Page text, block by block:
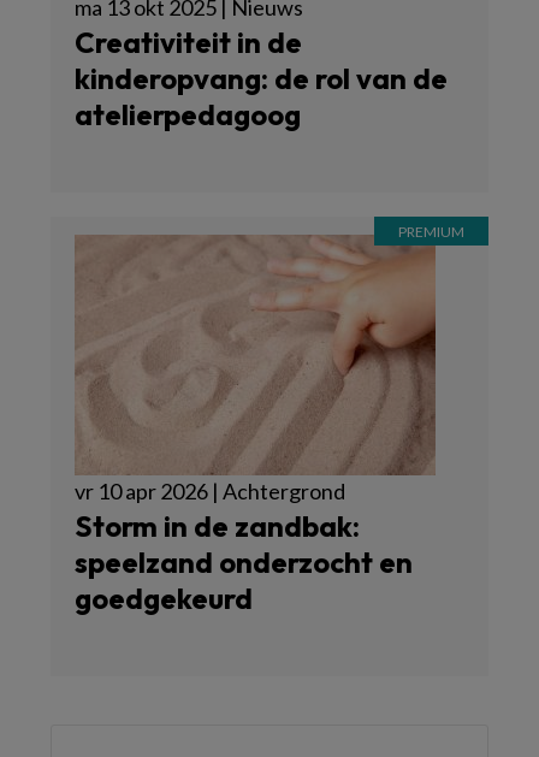
ma 13 okt 2025 | Nieuws
Creativiteit in de
kinderopvang: de rol van de
atelierpedagoog
vr 10 apr 2026 | Achtergrond
Storm in de zandbak:
speelzand onderzocht en
goedgekeurd